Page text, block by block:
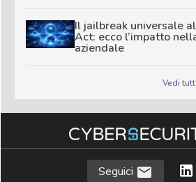
Il jailbreak universale
Act: ecco l’impatto
aziendale
Vedi
Seguici